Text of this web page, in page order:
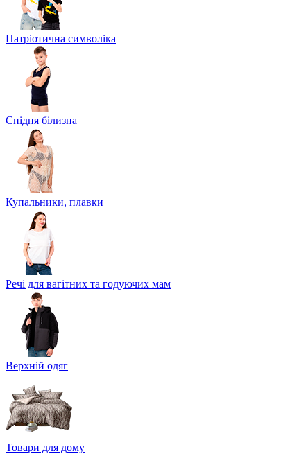
Патріотична символіка
Спідня білизна
Купальники, плавки
Речі для вагітних та годуючих мам
Верхній одяг
Товари для дому